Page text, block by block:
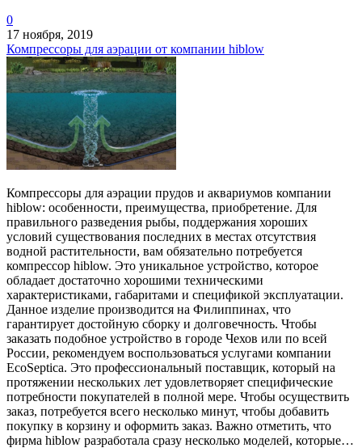
0
17 ноября, 2019
Компрессоры для аэрации от компании hiblow
Компрессоры для аэрации прудов и аквариумов компании
hiblow: особенности, преимущества, приобретение. Для
правильного разведения рыбы, поддержания хороших
условий существования последних в местах отсутствия
водной растительности, вам обязательно потребуется
компрессор hiblow. Это уникальное устройство, которое
обладает достаточно хорошими техническими
характеристиками, габаритами и спецификой эксплуатации.
Данное изделие производится на Филиппинах, что
гарантирует достойную сборку и долговечность. Чтобы
заказать подобное устройство в городе Чехов или по всей
России, рекомендуем воспользоваться услугами компании
EcoSeptica. Это профессиональный поставщик, который на
протяжении нескольких лет удовлетворяет специфические
потребности покупателей в полной мере. Чтобы осуществить
заказ, потребуется всего несколько минут, чтобы добавить
покупку в корзину и оформить заказ. Важно отметить, что
фирма hiblow разработала сразу несколько моделей, которые…